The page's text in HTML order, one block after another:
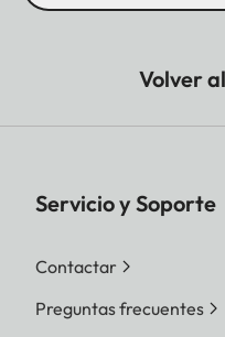
Volver
Servicio y Soporte
Contactar
Preguntas frecuentes